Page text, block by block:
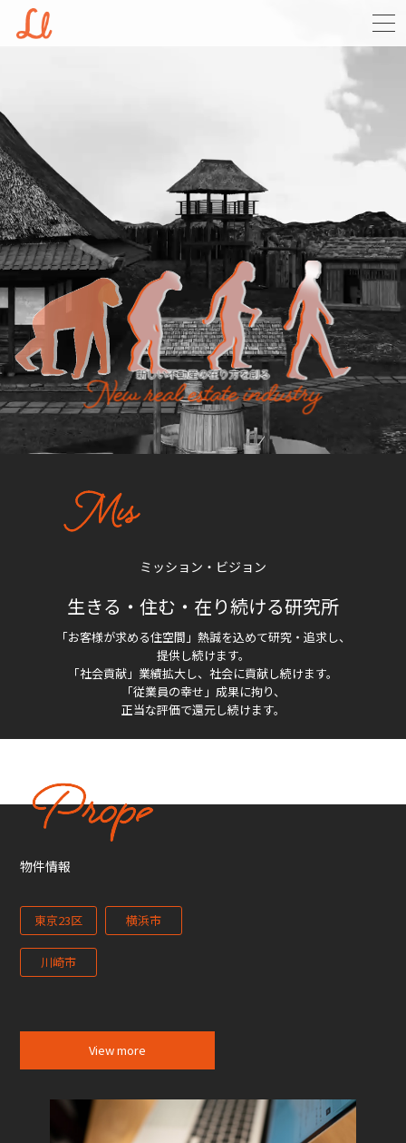
ミッション・ビジョン
生きる・住む・在り続ける研究所
「お客様が求める住空間」熱誠を込めて研究・追求し、
提供し続けます。
「社会貢献」業績拡大し、社会に貢献し続けます。
「従業員の幸せ」成果に拘り、
正当な評価で還元し続けます。
物件情報
東京23区 横浜市
川崎市
View more